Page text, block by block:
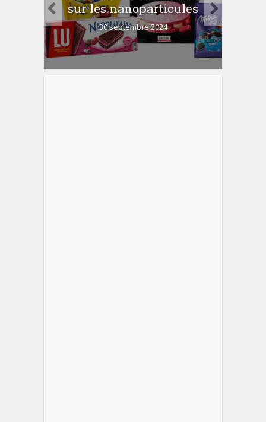
sur les nanoparticules
30 septembre 2024